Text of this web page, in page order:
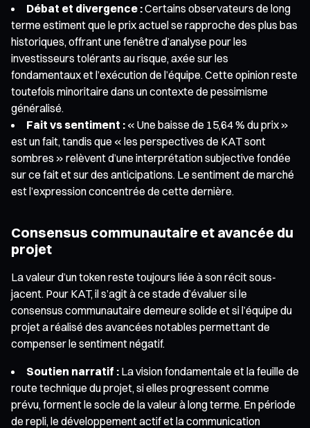
Débat et divergence :Certains observateurs de long
terme estiment que le prix actuel se rapproche des plus bas
historiques, offrant une fenêtre d’analyse pour les
investisseurs tolérants au risque, axée sur les
fondamentaux et l’exécution de l’équipe. Cette opinion reste
toutefois minoritaire dans un contexte de pessimisme
généralisé.
Fait vs sentiment : « Une baisse de 15,64 % du prix »
est un fait, tandis que « les perspectives de KAT sont
sombres » relèvent d’une interprétation subjective fondée
sur ce fait et sur des anticipations. Le sentiment de marché
est l’expression concentrée de cette dernière.
Consensus communautaire et avancée du
projet
La valeur d’un token reste toujours liée à son récit sous-
jacent. Pour KAT, il s’agit à ce stade d’évaluer si le
consensus communautaire demeure solide et si l’équipe du
projet a réalisé des avancées notables permettant de
compenser le sentiment négatif.
Soutien narratif : La vision fondamentale et la feuille de
route technique du projet, si elles progressent comme
prévu, forment le socle de la valeur à long terme. En période
de repli, le développement actif et la communication